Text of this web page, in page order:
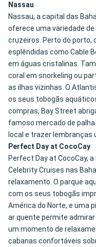
Nassau
Nassau, a capital das
oferece uma variedade
cruzeiros. Perto do porto,
esplêndidas como Cable
em águas cristalinas.
coral em snorkeling ou
as ilhas vizinhas. O
os seus tobogãs
compras, Bay Street
famoso mercado de
local e trazer lembranças
Perfect Day at CocoCay
Perfect Day at CocoCay,
Celebrity Cruises nas
relaxamento. O parque
com os seus tobogãs
América do Norte, e uma
ar quente permite
um momento de
cabanas confortáveis